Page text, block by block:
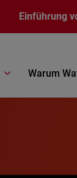
Einführung
Warum